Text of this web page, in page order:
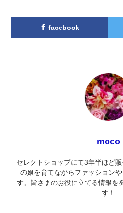
facebook
moco
セレクトショップにて3年半ほど
の娘を育てながらファッション
す。皆さまのお役に立てる情報を
す！